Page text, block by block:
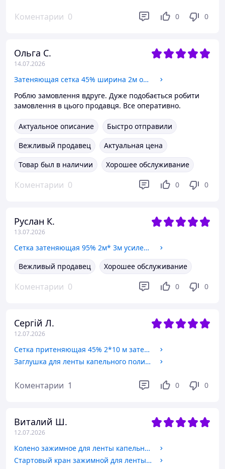
Коментарии 0 0 0
Ольга С.
14.07.2026
Затеняющая сетка 45% ширина 2м от солнца сетка на метраж
Роблю замовлення вдруге. Дуже подобається робити
замовлення в цього продавця. Все оперативно.
Актуальное описание
Быстро отправили
Вежливый продавец
Актуальная цена
Товар был в наличии
Хорошее обслуживание
Коментарии 0 0 0
Руслан К.
13.07.2026
Сетка затеняющая 95% 2м* 3м усиленная с люверсами теневая сетка
Вежливый продавец
Хорошее обслуживание
Коментарии 0 0 0
Сергій Л.
12.07.2026
Сетка притеняющая 45% 2*10 м затеняющая сетка от солнца, града
Заглушка для ленты капельного полива
Коментарии 1 0 0
Виталий Ш.
12.07.2026
Колено зажимное для ленты капельного полива
Стартовый кран зажимной для ленты капельного полива